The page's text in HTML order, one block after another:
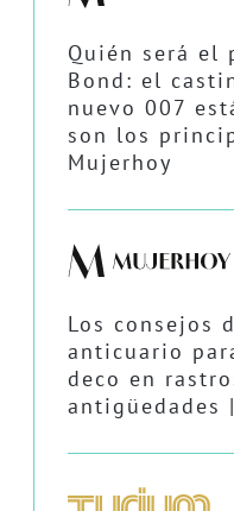
Quién será el
Bond: el
nuevo 007
son los
Mujerhoy
Los consejos
anticuario
deco en
antigüedades